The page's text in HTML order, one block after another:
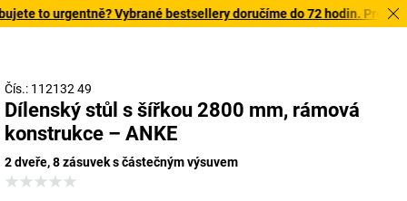
to urgentně? Vybrané bestsellery doručíme do 72 hodin.
Čís.: 112132 49
Dílenský stůl s šířkou 2800 mm, rámová
konstrukce – ANKE
2 dveře, 8 zásuvek s částečným výsuvem